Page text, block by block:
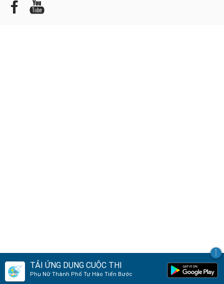
TẢI ỨNG DỤNG CUỘC THI
Phụ Nữ Thành Phố Tự Hào Tiến Bước